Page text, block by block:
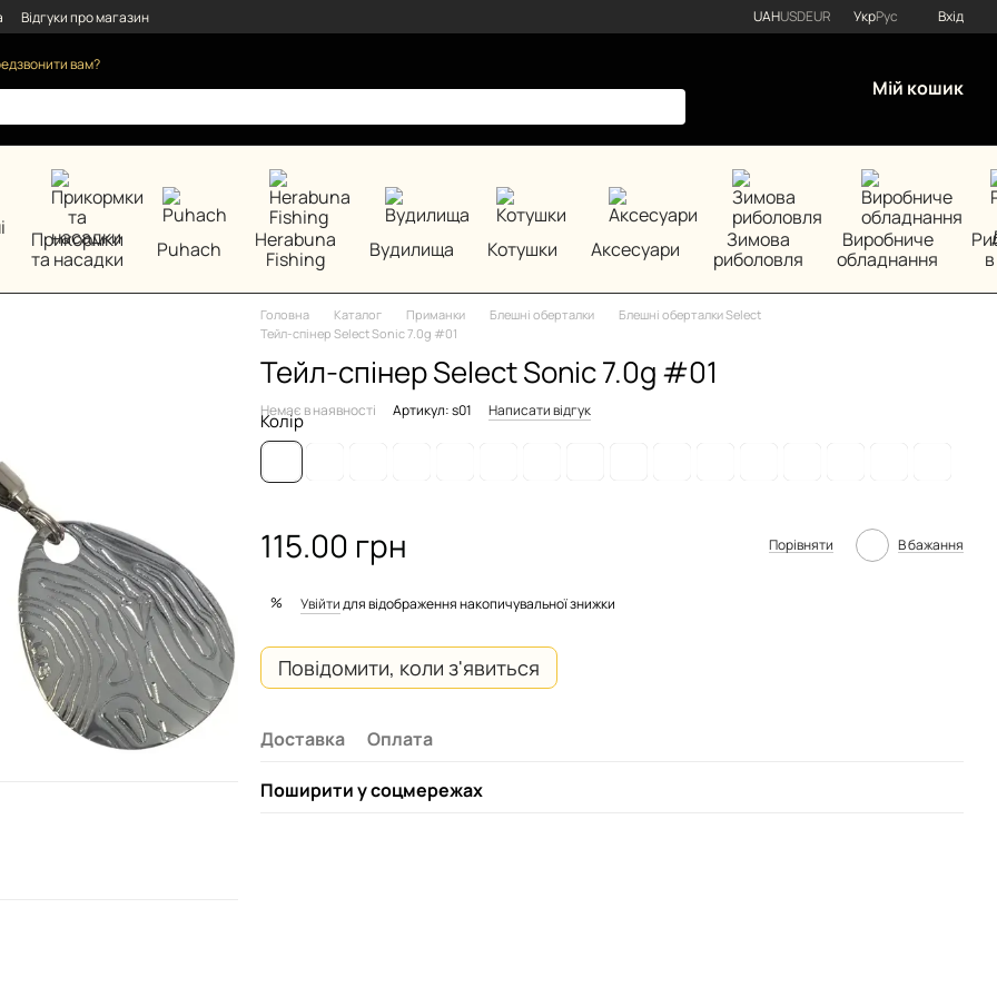
Відгуки про магазин UAHUSDEUR УкрРус Вхід
вам?
Мій кошик
Прикормки
та насадки
Puhach
Herabuna
Fishing
Вудилища Котушки Аксесуари
Зимова
риболовля
Виробниче
обладнання
Головна Каталог Приманки Блешні оберталки
Блешні оберталки Select
Тейл-спінер Select Sonic 7.0g #01
Тейл-спінер Select Sonic 7.0g #01
Немає в наявності Артикул: s01 Написати відгук
Колір
115.00 грн Порівняти В бажання
% Увійтидля відображення накопичувальної знижки
Повідомити, коли з'явиться
Доставка Оплата
Поширити у соцмережах